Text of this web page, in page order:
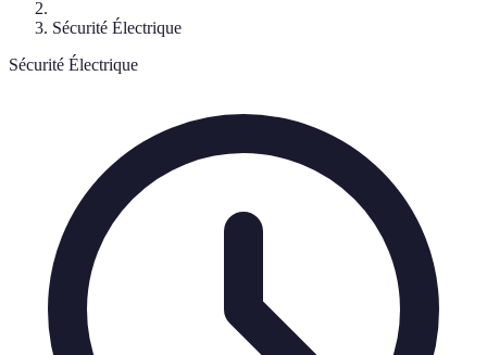
Sécurité Électrique
Sécurité Électrique